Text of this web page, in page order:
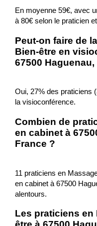
En moyenne 59€, avec
à 80€ selon le praticien
Peut-on faire de
Bien-être en
67500
Oui, 27% des praticiens
la visioconférence.
Combien de
en cabinet à
France ?
11 praticiens en
en cabinet à 67500
alentours.
Les praticiens en